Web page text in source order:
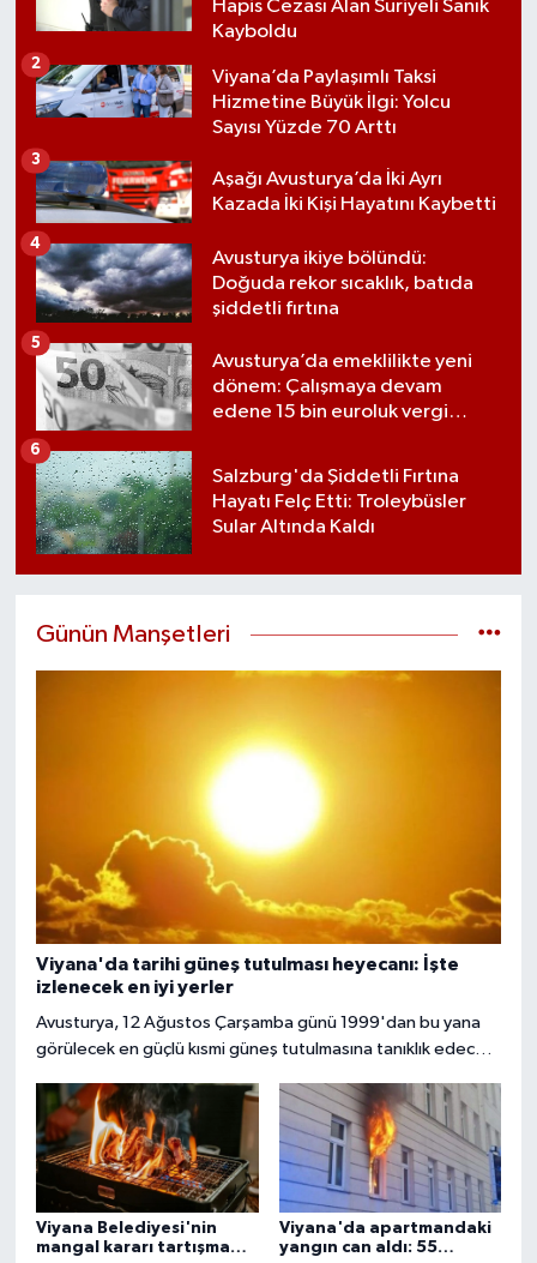
Hapis Cezası Alan Suriyeli Sanık
Kayboldu
Viyana’da Paylaşımlı Taksi
Hizmetine Büyük İlgi: Yolcu
Sayısı Yüzde 70 Arttı
2
Aşağı Avusturya’da İki Ayrı
Kazada İki Kişi Hayatını Kaybetti
3
Avusturya ikiye bölündü:
Doğuda rekor sıcaklık, batıda
şiddetli fırtına
4
Avusturya’da emeklilikte yeni
dönem: Çalışmaya devam
edene 15 bin euroluk vergi
5
Salzburg'da Şiddetli Fırtına
Hayatı Felç Etti: Troleybüsler
Sular Altında Kaldı
6
Günün Manşetleri
Viyana'da tarihi güneş tutulması heyecanı: İşte
izlenecek en iyi yerler
Avusturya, 12 Ağustos Çarşamba günü 1999'dan bu yana
görülecek en güçlü kısmi güneş tutulmasına tanıklık edecek.
Başkent Viyana'da gökyüzü meraklıları, güneşin yaklaşık
yüzde 85 ila 89'unun Ay tarafından örtüleceği bu nadir
doğa olayını izlemek için çeşitli noktalarda bir araya
gelecek.
Viyana Belediyesi'nin
mangal kararı tartışma
Viyana'da apartmandaki
yangın can aldı: 55